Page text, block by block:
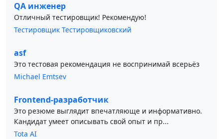
QA инженер
Отличный тестировщик! Рекомендую!
Тестировщик Тестировщиковский
asf
Это тестовая рекомендация не воспринимай всерьёз
Michael Emtsev
Frontend-разработчик
Это резюме выглядит впечатляюще и информативно.
Кандидат умеет описывать свой опыт и пр...
Tota AI